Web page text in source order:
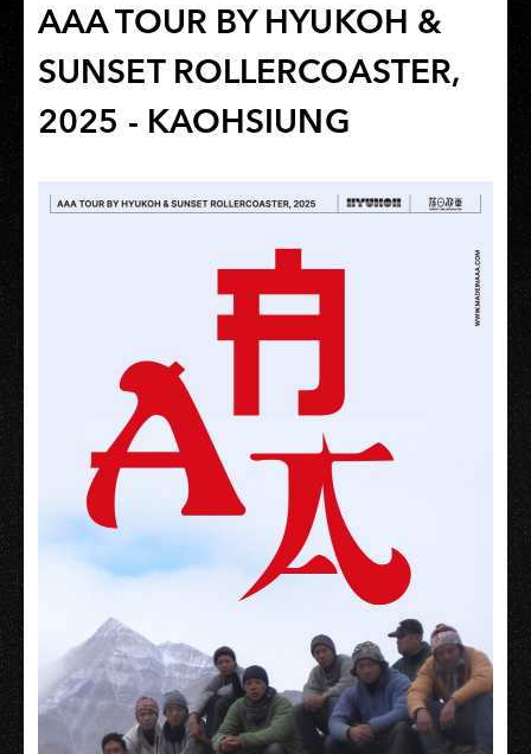
AAA TOUR BY HYUKOH &
SUNSET ROLLERCOASTER,
2025 - KAOHSIUNG